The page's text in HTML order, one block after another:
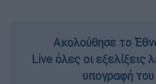
Ακολούθησε το
Live όλες οι
υπογραφή